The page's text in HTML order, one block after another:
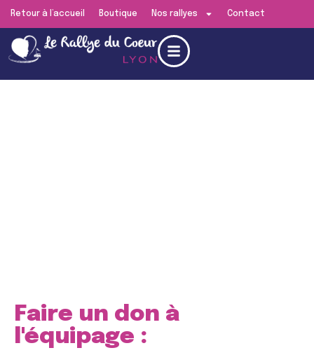
Retour à l’accueil Boutique Nos rallyes Contact
Faire un don à
l'équipage :